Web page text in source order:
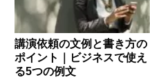
講演依頼の文例と書き方の
ポイント｜ビジネスで使え
る5つの例文